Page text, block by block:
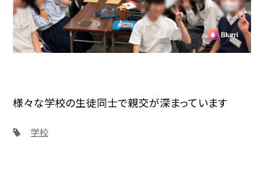
様々な学校の生徒同士で親交が深まっています
学校